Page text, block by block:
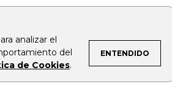
analizar el
del
de Cookies.
ENTENDIDO
bolsaencolombia.com
noticiasrcn.com lafm.com.co